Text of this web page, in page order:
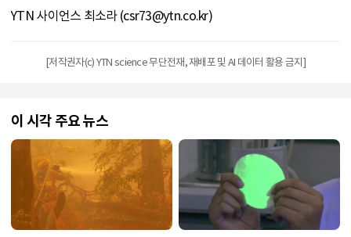
YTN 사이언스 최소라 (csr73@ytn.co.kr)
[저작권자(c) YTN science 무단전재, 재배포 및 AI 데이터 활용 금지]
이 시각 주요 뉴스